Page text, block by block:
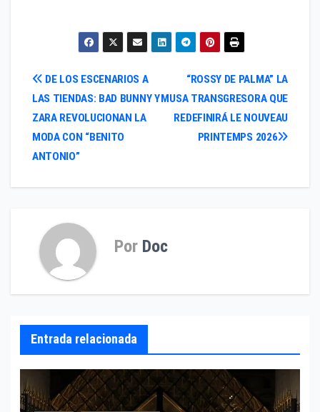
Navegación
de
entradas
“ROSSY DE PALMA” LA
MUSA TRANSGRESORA QUE
REDEFINIRÁ LE NOUVEAU
PRINTEMPS 2026
DE LOS ESCENARIOS A
LAS TIENDAS: BAD BUNNY Y
ZARA REVOLUCIONAN LA
MODA CON “BENITO
ANTONIO”
Por Doc
Entrada relacionada